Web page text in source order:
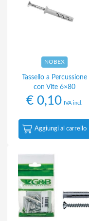
NOBEX
Tassello a Percussione
con Vite 6×80
€ 0,10 IVA incl.
Aggiungi al carrello